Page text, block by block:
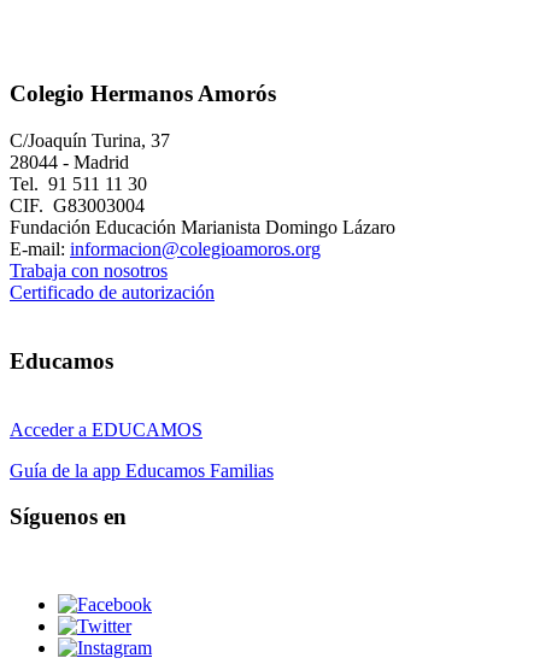
Colegio Hermanos Amorós
C/Joaquín Turina, 37
28044 - Madrid
Tel. 91 511 11 30
CIF. G83003004
Fundación Educación Marianista Domingo Lázaro
E-mail: informacion@colegioamoros.org
Trabaja con nosotros
Certificado de autorización
Educamos
Acceder a EDUCAMOS
Guía de la app Educamos Familias
Síguenos en